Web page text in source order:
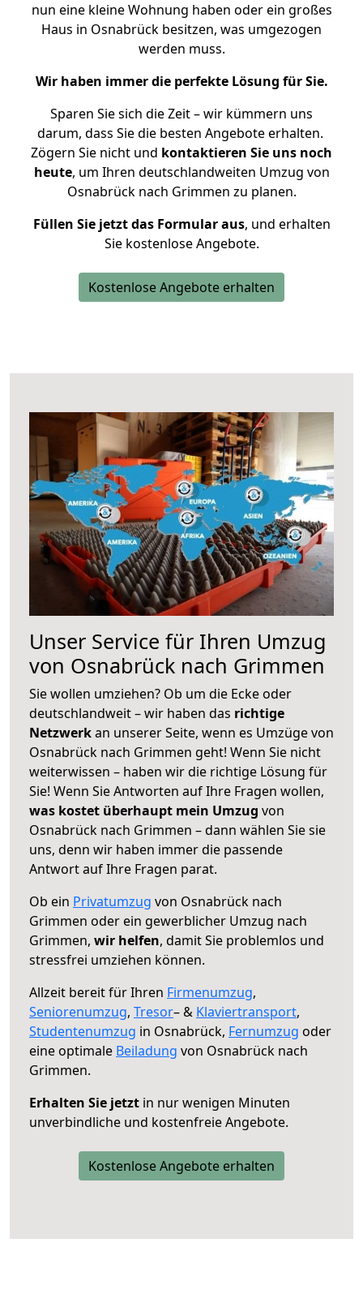
nun eine kleine Wohnung haben oder ein großes
Haus in Osnabrück besitzen, was umgezogen
werden muss.
Wir haben immer die perfekte Lösung für Sie.
Sparen Sie sich die Zeit – wir kümmern uns
darum, dass Sie die besten Angebote erhalten.
Zögern Sie nicht und kontaktieren Sie uns noch
heute, um Ihren deutschlandweiten Umzug von
Osnabrück nach Grimmen zu planen.
Füllen Sie jetzt das Formular aus, und erhalten
Sie kostenlose Angebote.
Kostenlose Angebote erhalten
Unser Service für Ihren Umzug
von Osnabrück nach Grimmen
Sie wollen umziehen? Ob um die Ecke oder
deutschlandweit – wir haben das richtige
Netzwerkan unserer Seite, wenn es Umzüge von
Osnabrück nach Grimmen geht! Wenn Sie nicht
weiterwissen – haben wir die richtige Lösung für
Sie! Wenn Sie Antworten auf Ihre Fragen wollen,
was kostet überhaupt mein Umzug von
Osnabrück nach Grimmen – dann wählen Sie sie
uns, denn wir haben immer die passende
Antwort auf Ihre Fragen parat.
Ob ein Privatumzug von Osnabrück nach
Grimmen oder ein gewerblicher Umzug nach
Grimmen, wir helfen, damit Sie problemlos und
stressfrei umziehen können.
Allzeit bereit für Ihren Firmenumzug,
Seniorenumzug, Tresor– & Klaviertransport,
Studentenumzug in Osnabrück, Fernumzug oder
eine optimale Beiladung von Osnabrück nach
Grimmen.
Erhalten Sie jetzt in nur wenigen Minuten
unverbindliche und kostenfreie Angebote.
Kostenlose Angebote erhalten